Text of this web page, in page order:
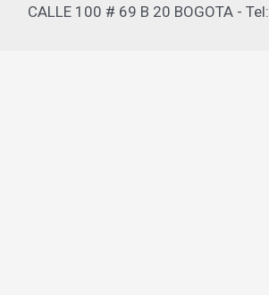
CALLE 100 # 69 B 20 BOGOTA -